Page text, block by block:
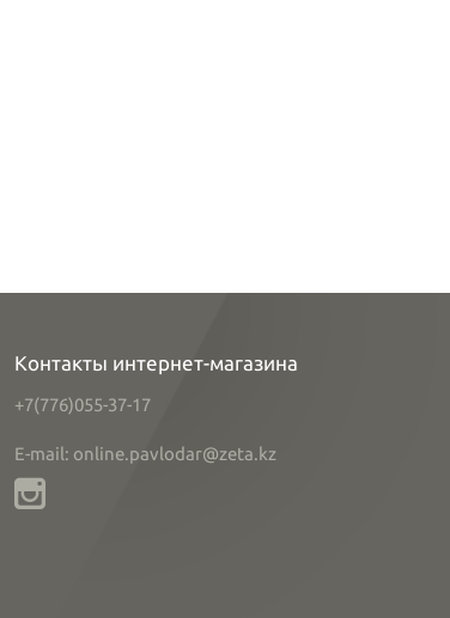
Контакты интернет-магазина
+7(776)055-37-17
E-mail: online.pavlodar@zeta.kz